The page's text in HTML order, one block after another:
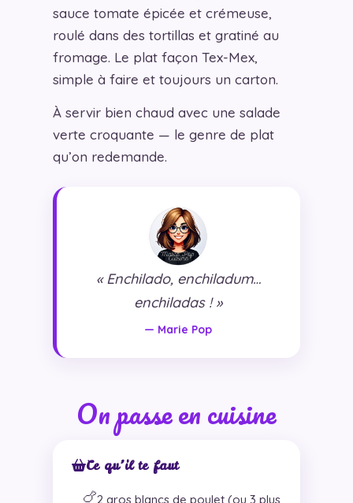
sauce tomate épicée et crémeuse,
roulé dans des tortillas et gratiné au
fromage. Le plat façon Tex-Mex,
simple à faire et toujours un carton.
À servir bien chaud avec une salade
verte croquante — le genre de plat
qu’on redemande.
« Enchilado, enchiladum…
enchiladas ! »
— Marie Pop
On passe en cuisine
Ce qu’il te faut
🍗2 gros blancs de poulet (ou 3 plus